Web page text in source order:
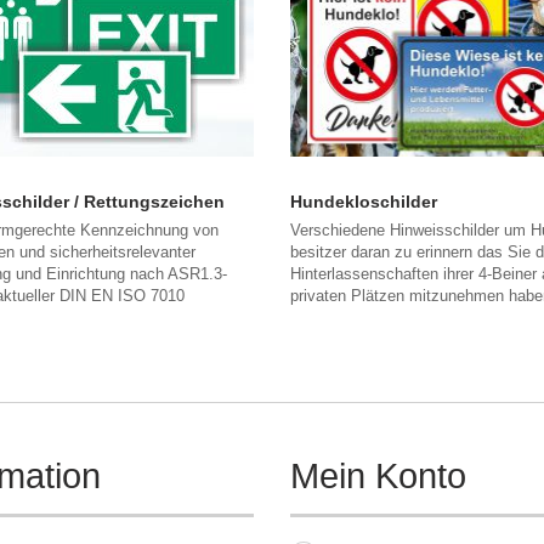
/ Rettungszeichen
Kennzeichnung von
und sicherheitsrelevanter
und Einrichtung nach ASR1.3-
DIN EN ISO 7010
Hundekloschilder
Verschiedene Hinweisschilder um
besitzer daran zu erinnern das Sie
Hinterlassenschaften ihrer 4-Beiner
privaten Plätzen mitzunehmen
Mein Konto